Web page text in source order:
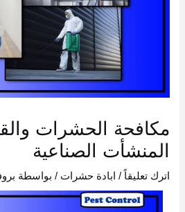
مكافحة الحشرات
المنشأت الصناعية
اترك تعليقاً / ابادة حشرات / بواسطة